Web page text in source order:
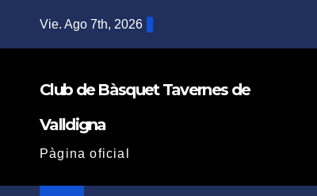
Vie. Ago 7th, 2026
Club de Bàsquet Tavernes de
Valldigna
Pàgina oficial